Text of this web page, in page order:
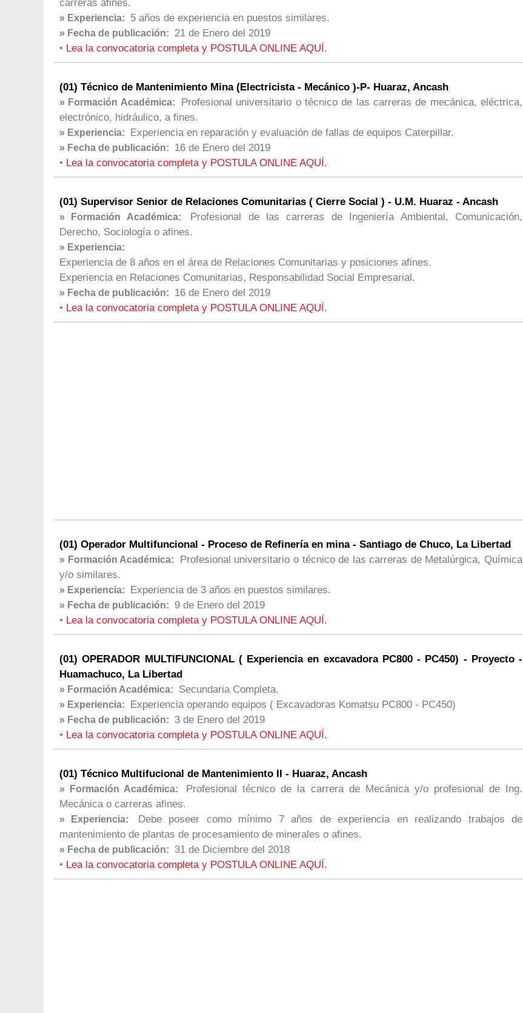
carreras afines.
» Experiencia: 5 años de experiencia en puestos similares.
» Fecha de publicación:
21 de Enero del 2019
• Lea la convocatoria completa y POSTULA ONLINE AQUÍ.
(01) Técnico de Mantenimiento Mina (Electricista - Mecánico )-P- Huaraz, Ancash
» Formación Académica:
Profesional universitario o técnico de las carreras de mecánica, eléctrica,
electrónico, hidráulico, a fines.
» Experiencia: Experiencia en reparación y evaluación de fallas de equipos Caterpillar.
» Fecha de publicación:
16 de Enero del 2019
• Lea la convocatoria completa y POSTULA ONLINE AQUÍ.
(01) Supervisor Senior de Relaciones Comunitarias ( Cierre Social ) - U.M. Huaraz - Ancash
» Formación Académica:
Profesional de las carreras de Ingeniería Ambiental, Comunicación,
Derecho, Sociología o afines.
» Experiencia:
Experiencia de 8 años en el área de Relaciones Comunitarias y posiciones afines.
Experiencia en Relaciones Comunitarias, Responsabilidad Social Empresarial.
» Fecha de publicación:
16 de Enero del 2019
• Lea la convocatoria completa y POSTULA ONLINE AQUÍ.
(01) Operador Multifuncional - Proceso de Refinería en mina - Santiago de Chuco, La Libertad
» Formación Académica:
Profesional universitario o técnico de las carreras de Metalúrgica, Química
y/o similares.
» Experiencia: Experiencia de 3 años en puestos similares.
» Fecha de publicación:
9 de Enero del 2019
• Lea la convocatoria completa y POSTULA ONLINE AQUÍ.
(01) OPERADOR MULTIFUNCIONAL ( Experiencia en excavadora PC800 - PC450) - Proyecto -
Huamachuco, La Libertad
» Formación Académica: Secundaria Completa.
» Experiencia: Experiencia operando equipos ( Excavadoras Komatsu PC800 - PC450)
» Fecha de publicación:
3 de Enero del 2019
• Lea la convocatoria completa y POSTULA ONLINE AQUÍ.
(01) Técnico Multifucional de Mantenimiento II - Huaraz, Ancash
» Formación Académica:
Profesional técnico de la carrera de Mecánica y/o profesional de Ing.
Mecánica o carreras afines.
» Experiencia:
Debe poseer como mínimo 7 años de experiencia en realizando trabajos de
mantenimiento de plantas de procesamiento de minerales o afines.
» Fecha de publicación:
31 de Diciembre del 2018
• Lea la convocatoria completa y POSTULA ONLINE AQUÍ.